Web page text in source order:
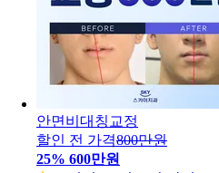
안면비대칭교정
할인 전 가격800만원
25% 600만원